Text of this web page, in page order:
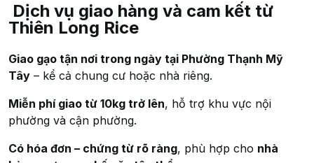
Dịch vụ giao hàng và cam kết từ
Thiên Long Rice
Giao gạo tận nơi trong ngày tại Phường Thạnh Mỹ
Tây – kể cả chung cư hoặc nhà riêng.
Miễn phí giao từ 10kg trở lên, hỗ trợ khu vực nội
phường và cận phường.
Có hóa đơn – chứng từ rõ ràng, phù hợp cho nhà